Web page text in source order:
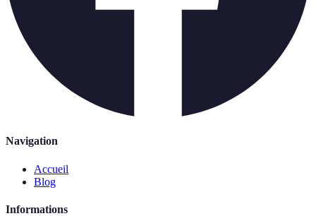
Navigation
Accueil
Blog
Informations